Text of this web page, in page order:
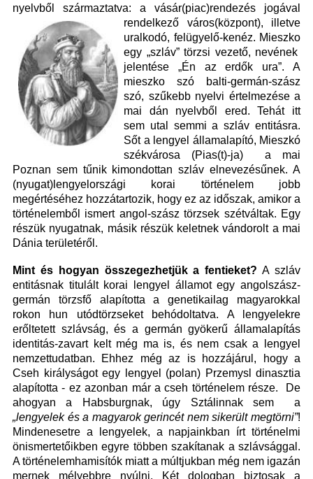
nyelvből származtatva: a vásár(piac)rendezés jogával
rendelkező város(központ), illetve
uralkodó, felügyelő-kenéz. Mieszko
egy „szláv” törzsi vezető, nevének
jelentése „Én az erdők ura”. A
mieszko szó balti-germán-szász
szó, szűkebb nyelvi értelmezése a
mai dán nyelvből ered. Tehát itt
sem utal semmi a szláv entitásra.
Sőt a lengyel államalapító, Mieszkó
székvárosa (Pias(t)-ja) a mai
Poznan sem tűnik kimondottan szláv elnevezésűnek. A
(nyugat)lengyelországi korai történelem jobb
megértéséhez hozzátartozik, hogy ez az időszak, amikor a
történelemből ismert angol-szász törzsek szétváltak. Egy
részük nyugatnak, másik részük keletnek vándorolt a mai
Dánia területéről.
Mint és hogyan összegezhetjük a fentieket? A szláv
entitásnak titulált korai lengyel államot egy angolszász-
germán törzsfő alapította a genetikailag magyarokkal
rokon hun utódtörzseket behódoltatva. A lengyelekre
erőltetett szlávság, és a germán gyökerű államalapítás
identitás-zavart kelt még ma is, és nem csak a lengyel
nemzettudatban. Ehhez még az is hozzájárul, hogy a
Cseh királyságot egy lengyel (polan) Przemysl dinasztia
alapította - ez azonban már a cseh történelem része. De
ahogyan a Habsburgnak, úgy Sztálinnak sem a
„lengyelek és a magyarok gerincét nem sikerült megtörni”!
Mindenesetre a lengyelek, a napjainkban írt történelmi
önismertetőikben egyre többen szakítanak a szlávsággal.
A történelemhamisítók miatt a múltjukban még nem igazán
mernek mélyebbre nyúlni. Két dologban biztosak a